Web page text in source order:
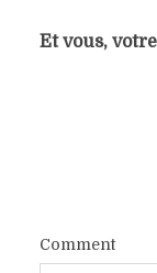
Et vous,
Comment